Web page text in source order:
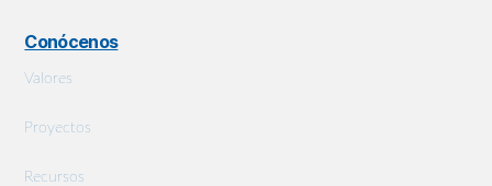
Conócenos
Valores
Proyectos
Recursos